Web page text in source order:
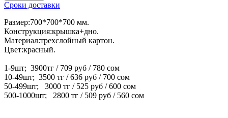
Сроки доставки
Размер:700*700*700 мм.
Конструкция:крышка+дно.
Материал:трехслойный картон.
Цвет:красный.
1-9шт; 3900тг / 709 руб / 780 сом
10-49шт; 3500 тг / 636 руб / 700 сом
50-499шт; 3000 тг / 525 руб / 600 сом
500-1000шт; 2800 тг / 509 руб / 560 сом